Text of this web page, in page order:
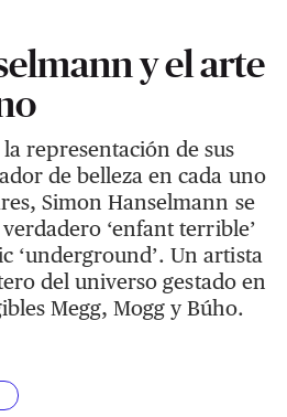
y el arte
representación de sus
de belleza en cada uno
Simon Hanselmann se
‘enfant terrible’
‘underground’. Un artista
del universo gestado en
Megg, Mogg y Búho.